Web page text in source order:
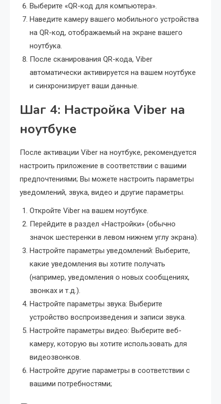
Выберите «QR-код для компьютера».
Наведите камеру вашего мобильного устройства
на QR-код, отображаемый на экране вашего
ноутбука.
После сканирования QR-кода, Viber
автоматически активируется на вашем ноутбуке
и синхронизирует ваши данные.
Шаг 4: Настройка Viber на
ноутбуке
После активации Viber на ноутбуке, рекомендуется
настроить приложение в соответствии с вашими
предпочтениями; Вы можете настроить параметры
уведомлений, звука, видео и другие параметры.
Откройте Viber на вашем ноутбуке.
Перейдите в раздел «Настройки» (обычно
значок шестеренки в левом нижнем углу экрана).
Настройте параметры уведомлений: Выберите,
какие уведомления вы хотите получать
(например, уведомления о новых сообщениях,
звонках и т.д.).
Настройте параметры звука: Выберите
устройство воспроизведения и записи звука.
Настройте параметры видео: Выберите веб-
камеру, которую вы хотите использовать для
видеозвонков.
Настройте другие параметры в соответствии с
вашими потребностями;